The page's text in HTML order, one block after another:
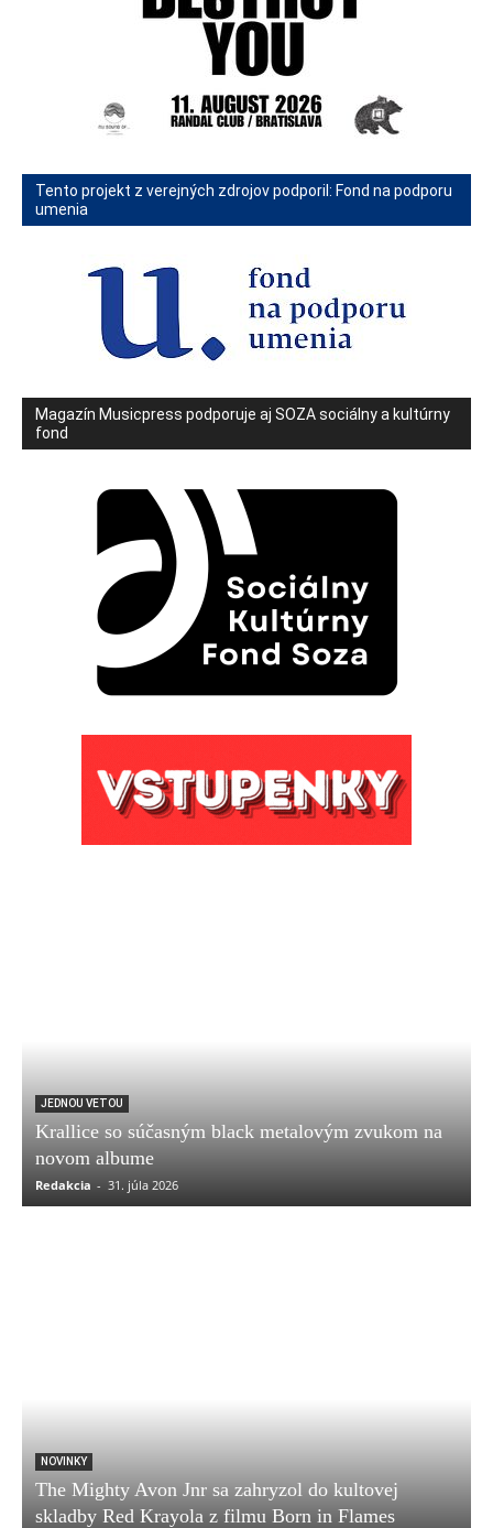
Tento projekt z verejných zdrojov podporil: Fond na podporu
umenia
Magazín Musicpress podporuje aj SOZA sociálny a kultúrny
fond
JEDNOU VETOU
Krallice so súčasným black metalovým zvukom na
novom albume
Redakcia - 31. júla 2026
NOVINKY
The Mighty Avon Jnr sa zahryzol do kultovej
skladby Red Krayola z filmu Born in Flames